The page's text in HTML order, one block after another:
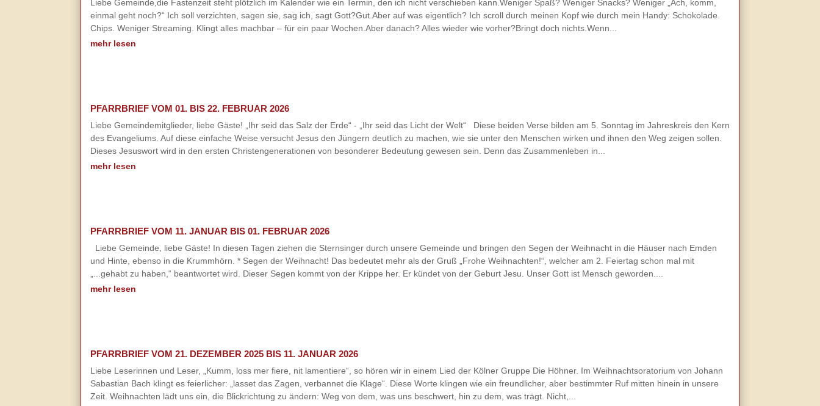
Liebe Gemeinde,die Fastenzeit steht plötzlich im Kalender wie ein Termin, den ich nicht verschieben kann.Weniger Spaß? Weniger Snacks? Weniger „Ach, komm,
einmal geht noch?“ Ich soll verzichten, sagen sie, sag ich, sagt Gott?Gut.Aber auf was eigentlich? Ich scroll durch meinen Kopf wie durch mein Handy: Schokolade.
Chips. Weniger Streaming. Klingt alles machbar – für ein paar Wochen.Aber danach? Alles wieder wie vorher?Bringt doch nichts.Wenn...
mehr lesen
PFARRBRIEF VOM 01. BIS 22. FEBRUAR 2026
Liebe Gemeindemitglieder, liebe Gäste! „Ihr seid das Salz der Erde“ - „Ihr seid das Licht der Welt“ Diese beiden Verse bilden am 5. Sonntag im Jahreskreis den Kern
des Evangeliums. Auf diese einfache Weise versucht Jesus den Jüngern deutlich zu machen, wie sie unter den Menschen wirken und ihnen den Weg zeigen sollen.
Dieses Jesuswort wird in den ersten Christengenerationen von besonderer Bedeutung gewesen sein. Denn das Zusammenleben in...
mehr lesen
PFARRBRIEF VOM 11. JANUAR BIS 01. FEBRUAR 2026
Liebe Gemeinde, liebe Gäste! In diesen Tagen ziehen die Sternsinger durch unsere Gemeinde und bringen den Segen der Weihnacht in die Häuser nach Emden
und Hinte, ebenso in die Krummhörn. * Segen der Weihnacht! Das bedeutet mehr als der Gruß „Frohe Weihnachten!“, welcher am 2. Feiertag schon mal mit
„...gehabt zu haben,“ beantwortet wird. Dieser Segen kommt von der Krippe her. Er kündet von der Geburt Jesu. Unser Gott ist Mensch geworden....
mehr lesen
PFARRBRIEF VOM 21. DEZEMBER 2025 BIS 11. JANUAR 2026
Liebe Leserinnen und Leser, „Kumm, loss mer fiere, nit lamentiere“, so hören wir in einem Lied der Kölner Gruppe Die Höhner. Im Weihnachtsoratorium von Johann
Sabastian Bach klingt es feierlicher: „lasset das Zagen, verbannet die Klage“. Diese Worte klingen wie ein freundlicher, aber bestimmter Ruf mitten hinein in unsere
Zeit. Weihnachten lädt uns ein, die Blickrichtung zu ändern: Weg von dem, was uns beschwert, hin zu dem, was trägt. Nicht,...